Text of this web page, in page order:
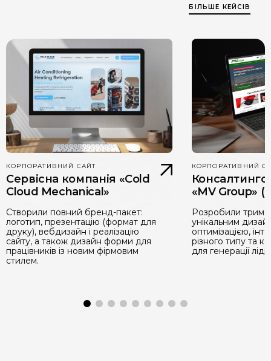
БІЛЬШЕ КЕЙСІВ
КОРПОРАТИВНИЙ САЙТ
Сервісна компанія «Cold
Cloud Mechanical»
Створили повний бренд-пакет:
логотип, презентацію (формат для
друку), вебдизайн і реалізацію
сайту, а також дизайн форми для
працівників із новим фірмовим
стилем.
КОРПОРАТИВНИЙ
«MV Group»
Розробили
унікальним
оптимізацією,
різного типу та
для генерації